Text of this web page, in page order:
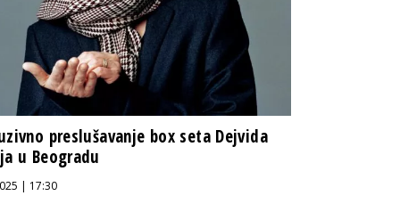
preslušavanje box seta Dejvida
u Beogradu
| 17:30